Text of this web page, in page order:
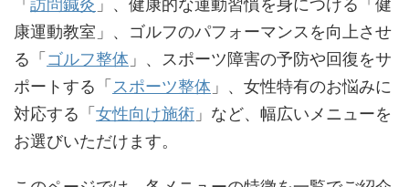
康運動教室」、ゴルフのパフォーマンスを向上させ
る「ゴルフ整体 」、スポーツ障害の予防や回復をサ
ポートする「スポーツ整体 」、女性特有のお悩みに
対応する「女性向け施術 」など、幅広いメニューを
お選びいただけます。